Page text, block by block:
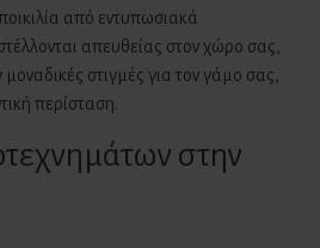
από εντυπωσιακά
απευθείας στον χώρο σας,
στιγμές για τον γάμο σας,
περίσταση.
στην